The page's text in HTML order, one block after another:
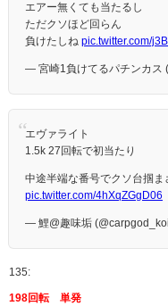
エアー無くても当たるし
ただクソほど回らん
負けたしね pic.twitter.com/
— 宮崎1負けてるパチンカス
エヴァライト
1.5k 27回転で初当たり
中途半端な番号でクソ台掴ま
pic.twitter.com/4hXqZGgD06
— 鯉@趣味垢
135:
198回転 単発